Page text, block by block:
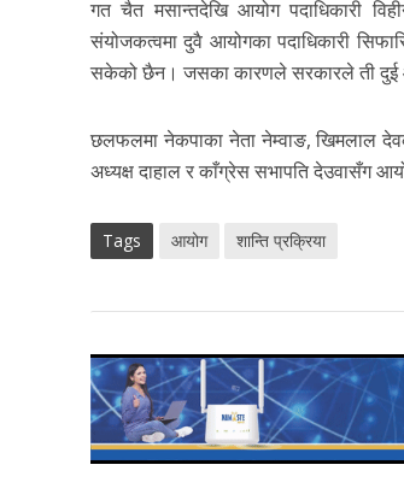
गत चैत मसान्तदेखि आयोग पदाधिकारी
संयोजकत्वमा दुवै आयोगका पदाधिकारी
सकेको छैन। जसका कारणले सरकारले ती दुई
छलफलमा नेकपाका नेता नेम्वाङ, खिमलाल
अध्यक्ष दाहाल र काँग्रेस सभापति देउवासँग
Tags आयोग शान्ति प्रक्रिया